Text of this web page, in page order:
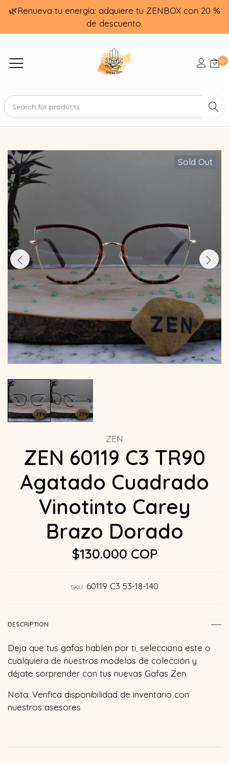
🌿Renueva tu energía: adquiere tu ZENBOX con 20 %
de descuento.
0
Sold Out
ZEN
ZEN 60119 C3 TR90
Agatado Cuadrado
Vinotinto Carey
Brazo Dorado
$130.000 COP
SKU: 60119 C3 53-18-140
DESCRIPTION
Deja que tus gafas hablen por ti, selecciona este o
cualquiera de nuestros modelos de colección y
déjate sorprender con tus nuevas Gafas Zen.
Nota: Verifica disponibilidad de inventario con
nuestros asesores